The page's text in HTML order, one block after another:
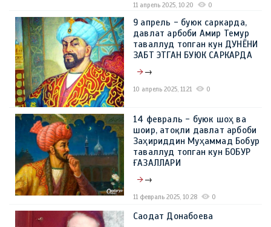
11 апрель 2025, 10:20 0
9 апрель - буюк саркарда,
давлат арбоби Амир Темур
таваллуд топган кун ДУНЁНИ
ЗАБТ ЭТГАН БУЮК САРКАРДА
→
10 апрель 2025, 11:21 0
14 февраль - буюк шоҳ ва
шоир, атоқли давлат арбоби
Заҳириддин Муҳаммад Бобур
таваллуд топган кун БОБУР
ҒАЗАЛЛАРИ
→
11 февраль 2025, 10:28 0
Саодат Донабоева